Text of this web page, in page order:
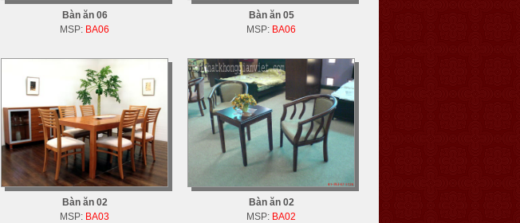
Bàn ăn 06
MSP: BA06
Bàn ăn 05
MSP: BA06
Bàn ăn 02
MSP: BA03
Bàn ăn 02
MSP: BA02